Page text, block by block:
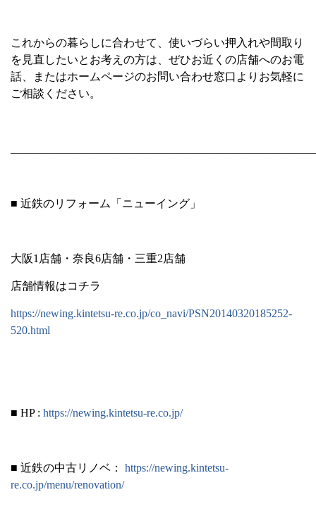
これからの暮らしに合わせて、使いづらい押入れや間取り
を見直したいとお考えの方は、ぜひお近くの店舗へのお電
話、またはホームページのお問い合わせ窓口よりお気軽に
ご相談ください。
■ 近鉄のリフォーム「ニューイング」
大阪1 店舗・奈良6店舗・三重2店舗
店舗情報はコチラ
https://newing.kintetsu-re.co.jp/co_navi/PSN20140320185252-
520.html
■ HP : https://newing.kintetsu-re.co.jp/
■ 近鉄の中古リノベ：
https://newing.kintetsu-
re.co.jp/menu/renovation/